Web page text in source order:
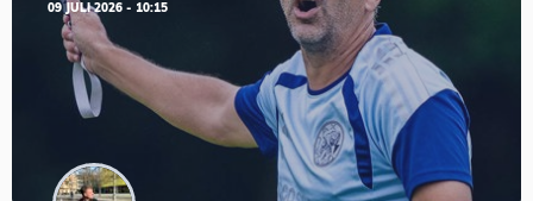
09 JULI 2026 - 10:15